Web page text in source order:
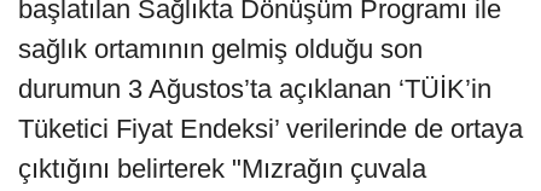
başlatılan Sağlıkta Dönüşüm Programı ile
sağlık ortamının gelmiş olduğu son
durumun 3 Ağustos’ta açıklanan ‘TÜİK’in
Tüketici Fiyat Endeksi’ verilerinde de ortaya
çıktığını belirterek "Mızrağın çuvala